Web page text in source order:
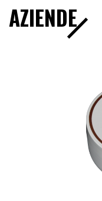
AZIENDE